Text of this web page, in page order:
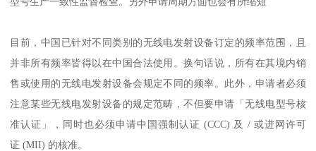
目前，中国已针对不同类别的无线电发射设备订定的频率范围，且
并非所有频率皆得以在中国合法使用。换句话说，所有在其境内销
售或使用的无线电发射设备会规定不同的频率。此外，申请者必须
注意某些无线电发射设备的规定范畴，不但要申请「无线电型号核
准认证」，同时也必须申请中国强制认证 (CCC) 及 / 或进网许可
证 (MII) 的核准。